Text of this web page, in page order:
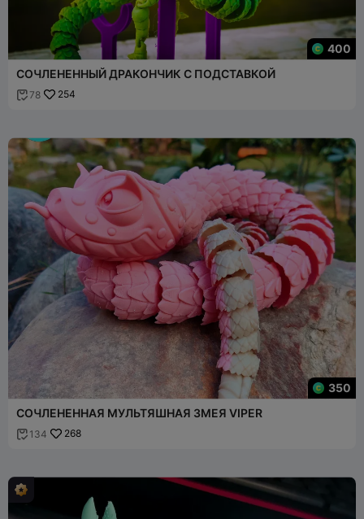
400
СОЧЛЕНЕННЫЙ ДРАКОНЧИК С ПОДСТАВКОЙ
 78 254
350
СОЧЛЕНЕННАЯ МУЛЬТЯШНАЯ ЗМЕЯ VIPER
 134 268